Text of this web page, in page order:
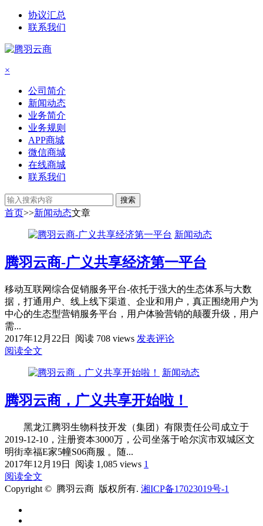
协议汇总
联系我们
×
公司简介
新闻动态
业务简介
业务规则
APP商城
微信商城
在线商城
联系我们
搜索
首页>>新闻动态文章
新闻动态
腾羽云商-广义共享经济第一平台
移动互联网综合促销服务平台-依托于强大的生态体系与大数
据，打通用户、线上线下渠道、企业和用户，真正围绕用户为
中心的生态型营销服务平台，用户体验营销的颠覆升级，用户
需...
2017年12月22日
阅读 708 views 发表评论
阅读全文
新闻动态
腾羽云商，广义共享开始啦！
黑龙江腾羽生物科技开发（集团）有限责任公司成立于
2019-12-10，注册资本3000万，公司坐落于哈尔滨市双城区文
明街幸福E家5幢S06商服 。随...
2017年12月19日
阅读 1,085 views 1
阅读全文
Copyright © 腾羽云商 版权所有. 湘ICP备17023019号-1